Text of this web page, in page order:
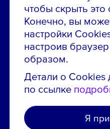
чтобы скрыть
Конечно, вы
настройки
настроив
образом.
Детали о Cookies
по ссылке
Я
Российская Федерация,
Красногвардейский
Политика
Политика
Пользовательское
сайта
Создано в агентстве